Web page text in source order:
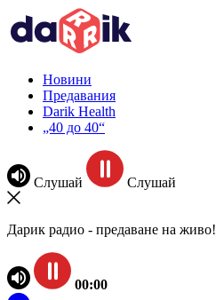
Новини
Предавания
Darik Health
„40 до 40“
Слушай Слушай
Дарик радио - предаване на живо!
00:00